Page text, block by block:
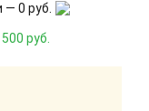
— 0 руб.
руб.